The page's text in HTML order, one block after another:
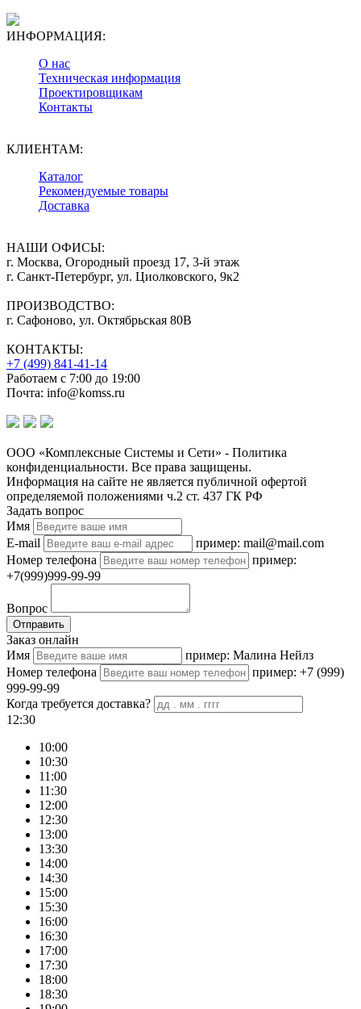
ИНФОРМАЦИЯ:
О нас
Техническая информация
Проектировщикам
Контакты
КЛИЕНТАМ:
Каталог
Рекомендуемые товары
Доставка
НАШИ ОФИСЫ:
г. Москва, Огородный проезд 17, 3-й этаж
г. Санкт-Петербург, ул. Циолковского, 9к2
ПРОИЗВОДСТВО:
г. Сафоново, ул. Октябрьская 80В
КОНТАКТЫ:
+7 (499) 841-41-14
Работаем с 7:00 до 19:00
Почта: info@komss.ru
ООО «Комплексные Системы и Сети» - Политика
конфиденциальности. Все права защищены.
Информация на сайте не является публичной офертой
определяемой положениями ч.2 ст. 437 ГК РФ
Задать вопрос
Имя
E-mail
пример: mail@mail.com
Номер телефона
пример:
+7(999)999-99-99
Вопрос
Отправить
Заказ онлайн
Имя
пример: Малина Нейлз
Номер телефона
пример: +7 (999)
999-99-99
Когда требуется доставка?
12:30
10:00
10:30
11:00
11:30
12:00
12:30
13:00
13:30
14:00
14:30
15:00
15:30
16:00
16:30
17:00
17:30
18:00
18:30